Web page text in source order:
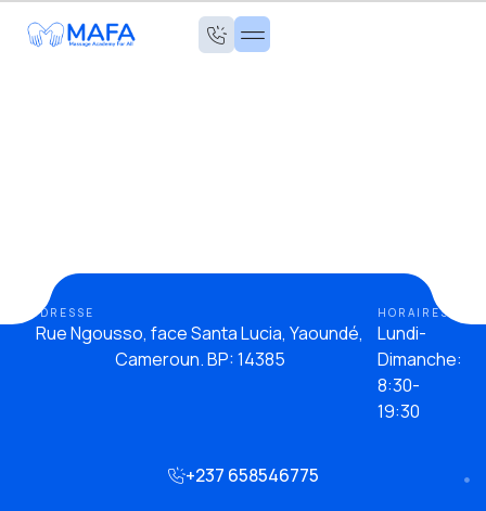
ADDRESSE
Rue Ngousso, face Santa Lucia, Yaoundé,
Cameroun. BP: 14385
HORAIRES
Lundi-
Dimanche:
8:30-
19:30
+237 658546775